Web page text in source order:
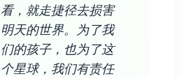
看，就走捷径去损害
明天的世界。为了我
们的孩子，也为了这
个星球，我们有责任